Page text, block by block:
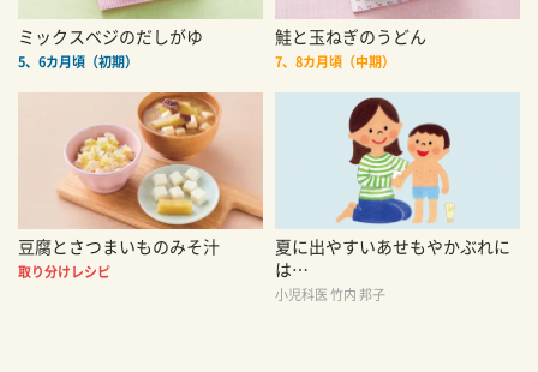
ミックスベジのだしがゆ
5、6カ月頃（初期）
鮭と玉ねぎのうどん
7、8カ月頃（中期）
豆腐とさつまいものみそ汁
取り分けレシピ
夏に出やすいあせもやかぶれに
は…
小児科医 竹内 邦子